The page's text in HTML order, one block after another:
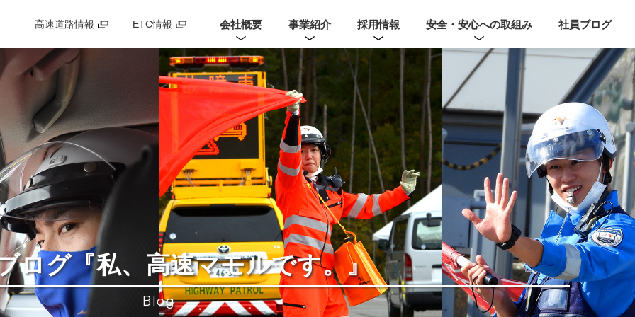
高速道路情報 ETC情報 会社概要 事業紹介 採用情報 安全・安心への取組み 社員ブログ
ログ『私、高速マモルです。』
Blog